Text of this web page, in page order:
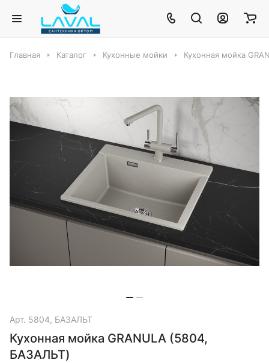
Главная Каталог Кухонные мойки Кухонная мойка
Арт. 5804, БАЗАЛЬТ
Кухонная мойка GRANULA (5804,
БАЗАЛЬТ)